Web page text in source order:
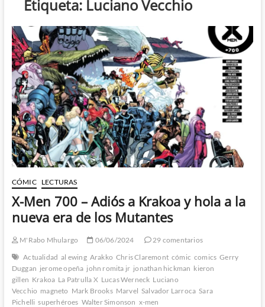
Etiqueta: Luciano Vecchio
CÓMIC LECTURAS
X-Men 700 – Adiós a Krakoa y hola a la
nueva era de los Mutantes
M'Rabo Mhulargo 06/06/2024
29 comentarios
Actualidad al ewing Arakko Chris Claremont cómic comics Gerry
Duggan jerome opeña john romita jr jonathan hickman kieron
gillen Krakoa La Patrulla X Lucas Werneck Luciano
Vecchio magneto Mark Brooks Marvel Salvador Larroca Sara
Pichelli superhéroes Walter Simonson x-men